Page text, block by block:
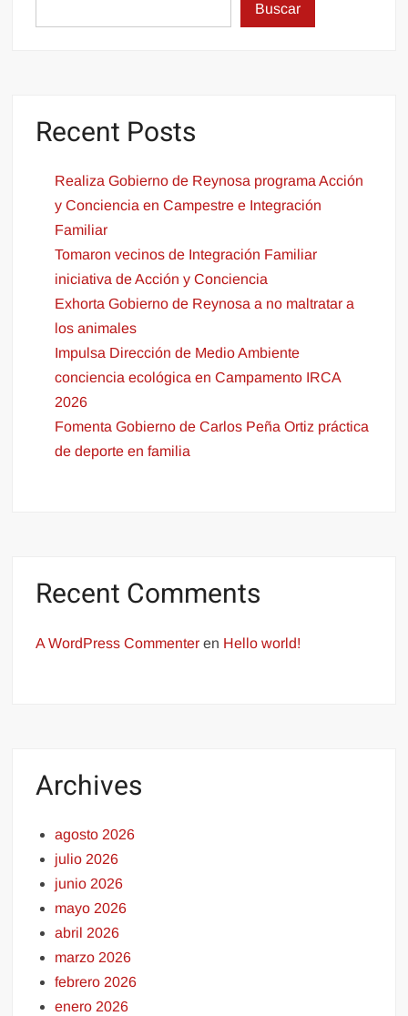
Buscar
Recent Posts
Realiza Gobierno de Reynosa programa Acción
y Conciencia en Campestre e Integración
Familiar
Tomaron vecinos de Integración Familiar
iniciativa de Acción y Conciencia
Exhorta Gobierno de Reynosa a no maltratar a
los animales
Impulsa Dirección de Medio Ambiente
conciencia ecológica en Campamento IRCA
2026
Fomenta Gobierno de Carlos Peña Ortiz práctica
de deporte en familia
Recent Comments
A WordPress Commenter en Hello world!
Archives
agosto 2026
julio 2026
junio 2026
mayo 2026
abril 2026
marzo 2026
febrero 2026
enero 2026